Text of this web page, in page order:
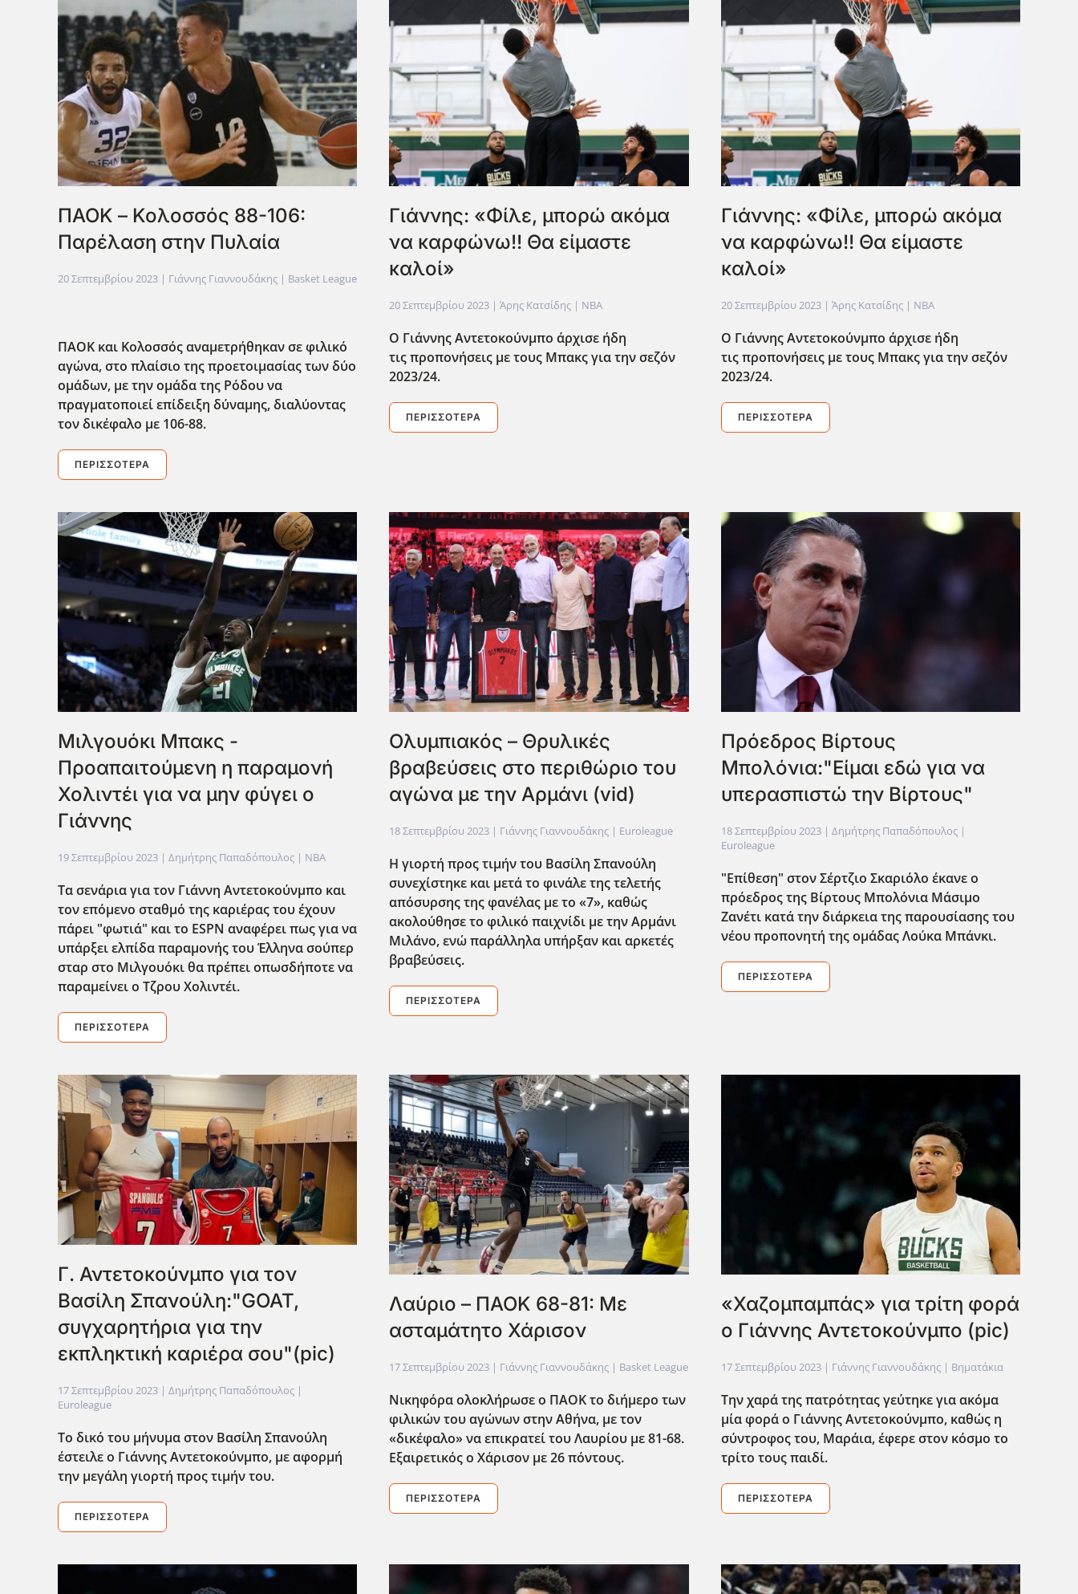
ΠΑΟΚ – Κολοσσός 88-106:
Παρέλαση στην Πυλαία
20 Σεπτεμβρίου 2023 | Γιάννης Γιαννουδάκης | Basket League
ΠΑΟΚ και Κολοσσός αναμετρήθηκαν σε φιλικό
αγώνα, στο πλαίσιο της προετοιμασίας των δύο
ομάδων, με την ομάδα της Ρόδου να
πραγματοποιεί επίδειξη δύναμης, διαλύοντας
τον δικέφαλο με 106-88.
ΠΕΡΙΣΣΌΤΕΡΑ
Γιάννης: «Φίλε, μπορώ ακόμα
να καρφώνω!! Θα είμαστε
καλοί»
20 Σεπτεμβρίου 2023 | Άρης Κατσίδης | NBA
O Γιάννης Αντετοκούνμπο άρχισε ήδη
τις προπονήσεις με τους Μπακς για την σεζόν
2023/24.
ΠΕΡΙΣΣΌΤΕΡΑ
Γιάννης: «Φίλε, μπορώ ακόμα
να καρφώνω!! Θα είμαστε
καλοί»
20 Σεπτεμβρίου 2023| Άρης Κατσίδης | NBA
O Γιάννης Αντετοκούνμπο άρχισε ήδη
τις προπονήσεις με τους Μπακς για την σεζόν
2023/24.
ΠΕΡΙΣΣΌΤΕΡΑ
Μιλγουόκι Μπακς -
Προαπαιτούμενη η παραμονή
Χολιντέι για να μην φύγει ο
Γιάννης
19 Σεπτεμβρίου 2023 | Δημήτρης Παπαδόπουλος | NBA
Τα σενάρια για τον Γιάννη Αντετοκούνμπο και
τον επόμενο σταθμό της καριέρας του έχουν
πάρει "φωτιά" και το ESPN αναφέρει πως για να
υπάρξει ελπίδα παραμονής του Έλληνα σούπερ
σταρ στο Μιλγουόκι θα πρέπει οπωσδήποτε να
παραμείνει ο Τζρου Χολιντέι.
ΠΕΡΙΣΣΌΤΕΡΑ
Ολυμπιακός – Θρυλικές
βραβεύσεις στο περιθώριο του
αγώνα με την Αρμάνι (vid)
18 Σεπτεμβρίου 2023 | Γιάννης Γιαννουδάκης | Euroleague
Η γιορτή προς τιμήν του Βασίλη Σπανούλη
συνεχίστηκε και μετά το φινάλε της τελετής
απόσυρσης της φανέλας με το «7», καθώς
ακολούθησε το φιλικό παιχνίδι με την Αρμάνι
Μιλάνο, ενώ παράλληλα υπήρξαν και αρκετές
βραβεύσεις.
ΠΕΡΙΣΣΌΤΕΡΑ
Πρόεδρος Βίρτους
Μπολόνια:"Είμαι εδώ για να
υπερασπιστώ την Βίρτους"
18 Σεπτεμβρίου 2023| Δημήτρης Παπαδόπουλος |
Euroleague
"Επίθεση" στον Σέρτζιο Σκαριόλο έκανε ο
πρόεδρος της Βίρτους Μπολόνια Μάσιμο
Ζανέτι κατά την διάρκεια της παρουσίασης του
νέου προπονητή της ομάδας Λούκα Μπάνκι.
ΠΕΡΙΣΣΌΤΕΡΑ
Γ. Αντετοκούνμπο για τον
Βασίλη Σπανούλη:"GOAT,
συγχαρητήρια για την
εκπληκτική καριέρα σου"(pic)
17 Σεπτεμβρίου 2023 | Δημήτρης Παπαδόπουλος |
Euroleague
Το δικό του μήνυμα στον Βασίλη Σπανούλη
έστειλε ο Γιάννης Αντετοκούνμπο, με αφορμή
την μεγάλη γιορτή προς τιμήν του.
ΠΕΡΙΣΣΌΤΕΡΑ
Λαύριο – ΠΑΟΚ 68-81: Με
ασταμάτητο Χάρισον
17 Σεπτεμβρίου 2023 | Γιάννης Γιαννουδάκης | Basket League
Νικηφόρα ολοκλήρωσε ο ΠΑΟΚ το διήμερο των
φιλικών του αγώνων στην Αθήνα, με τον
«δικέφαλο» να επικρατεί του Λαυρίου με 81-68.
Εξαιρετικός ο Χάρισον με 26 πόντους.
ΠΕΡΙΣΣΌΤΕΡΑ
«Χαζομπαμπάς» για τρίτη φορά
ο Γιάννης Αντετοκούνμπο (pic)
17 Σεπτεμβρίου 2023| Γιάννης Γιαννουδάκης | Βηματάκια
Την χαρά της πατρότητας γεύτηκε για ακόμα
μία φορά ο Γιάννης Αντετοκούνμπο, καθώς η
σύντροφος του, Μαράια, έφερε στον κόσμο το
τρίτο τους παιδί.
ΠΕΡΙΣΣΌΤΕΡΑ